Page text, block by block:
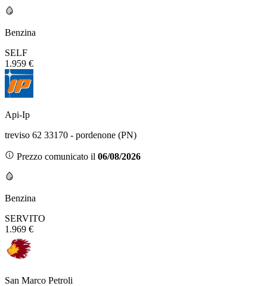
Benzina
SELF
1.959 €
Api-Ip
treviso 62 33170 - pordenone (PN)
Prezzo comunicato il 06/08/2026
Benzina
SERVITO
1.969 €
San Marco Petroli